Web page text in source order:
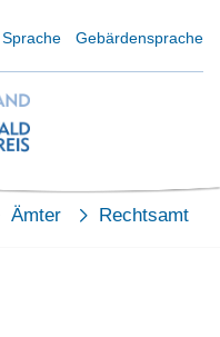
Gebärdensprache
Ämter Rechtsamt